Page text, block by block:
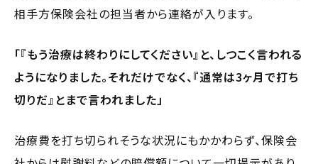
相手方保険会社の担当者から連絡が入ります。
「『もう治療は終わりにしてください』と、しつこく言われる
ようになりました。それだけでなく、『通常は3ヶ月で打ち
切りだ』とまで言われました」
治療費を打ち切られそうな状況にもかかわらず、保険会